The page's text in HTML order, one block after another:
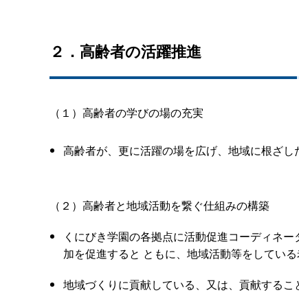
２．高齢者の活躍推進
（１）高齢者の学びの場の充実
高齢者が、更に活躍の場を広げ、地域に根ざ
（２）高齢者と地域活動を繋ぐ仕組みの構築
くにびき学園の各拠点に活動促進コーディネ
加を促進すると ともに、地域活動等をしてい
地域づくりに貢献している、又は、貢献する